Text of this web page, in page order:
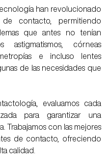
han revolucionado
contacto, permitiendo
que antes no tenían
astigmatismos, córneas
e incluso lentes
de las necesidades que
evaluamos cada
para garantizar una
Trabajamos con las mejores
de contacto, ofreciendo
calidad.